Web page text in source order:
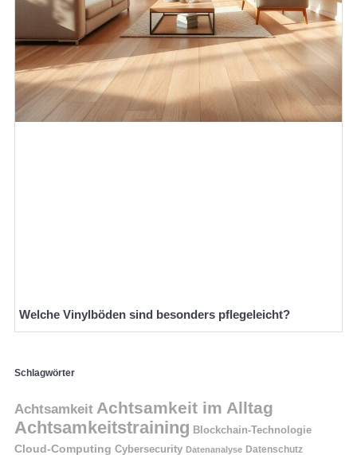
Welche Vinylböden sind besonders pflegeleicht?
Schlagwörter
Achtsamkeit Achtsamkeit im Alltag
Achtsamkeitstraining Blockchain-Technologie
Cloud-Computing Cybersecurity Datenanalyse Datenschutz